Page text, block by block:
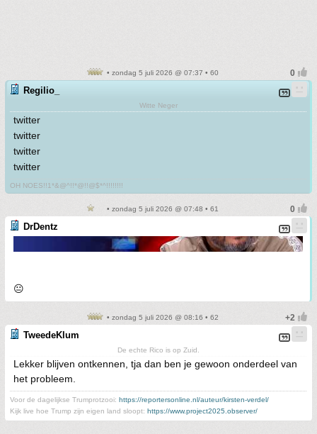
• zondag 5 juli 2026 @ 07:37 • 60
Regilio_
Witte Neger
twitter
twitter
twitter
twitter
OH NOES!!1*&@^!!*@!!@$*^!!!!!!!!
• zondag 5 juli 2026 @ 07:48 • 61
DrDentz
😐
• zondag 5 juli 2026 @ 08:16 • 62
TweedeKlum
De echte Rico is op Zuid.
Lekker blijven ontkennen, tja dan ben je gewoon onderdeel van
het probleem.
Voor de dagelijkse Trumprotzooi: https://reportersonline.nl/auteur/kirsten-verdel/
Kijk live hoe Trump zijn eigen land sloopt: https://www.project2025.observer/